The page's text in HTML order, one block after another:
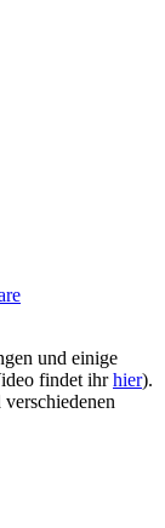
und einige
findet ihrhier).